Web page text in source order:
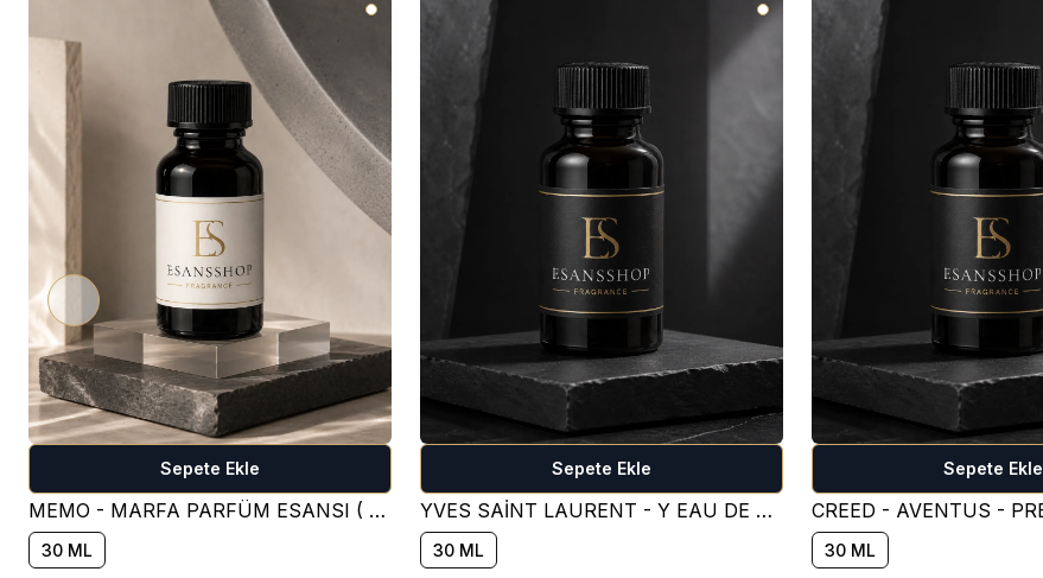
Sepete Ekle
MEMO - MARFA PARFÜM ESANSI ( ÇİÇEKSİ )
30 ML
Sepete Ekle
YVES SAİNT LAURENT - Y EAU DE PARFUM PARFÜM ESANSI ( TATLI )
30 ML
Sepete Ekle
30 ML